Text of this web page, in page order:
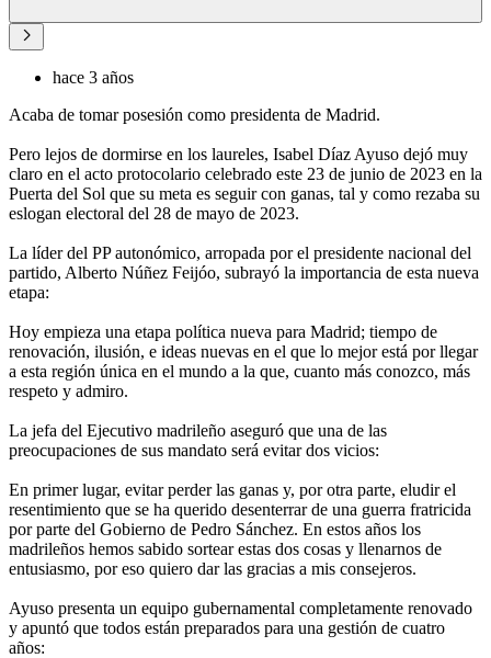
hace 3 años
Acaba de tomar posesión como presidenta de Madrid.
Pero lejos de dormirse en los laureles, Isabel Díaz Ayuso dejó muy
claro en el acto protocolario celebrado este 23 de junio de 2023 en la
Puerta del Sol que su meta es seguir con ganas, tal y como rezaba su
eslogan electoral del 28 de mayo de 2023.
La líder del PP autonómico, arropada por el presidente nacional del
partido, Alberto Núñez Feijóo, subrayó la importancia de esta nueva
etapa:
Hoy empieza una etapa política nueva para Madrid; tiempo de
renovación, ilusión, e ideas nuevas en el que lo mejor está por llegar
a esta región única en el mundo a la que, cuanto más conozco, más
respeto y admiro.
La jefa del Ejecutivo madrileño aseguró que una de las
preocupaciones de sus mandato será evitar dos vicios:
En primer lugar, evitar perder las ganas y, por otra parte, eludir el
resentimiento que se ha querido desenterrar de una guerra fratricida
por parte del Gobierno de Pedro Sánchez. En estos años los
madrileños hemos sabido sortear estas dos cosas y llenarnos de
entusiasmo, por eso quiero dar las gracias a mis consejeros.
Ayuso presenta un equipo gubernamental completamente renovado
y apuntó que todos están preparados para una gestión de cuatro
años: